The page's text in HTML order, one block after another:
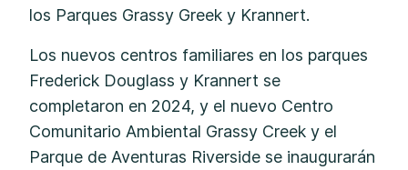
los Parques Grassy Greek y Krannert.
Los nuevos centros familiares en los parques
Frederick Douglass y Krannert se
completaron en 2024, y el nuevo Centro
Comunitario Ambiental Grassy Creek y el
Parque de Aventuras Riverside se inaugurarán